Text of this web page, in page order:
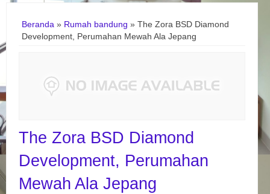
Beranda » Rumah bandung » The Zora BSD Diamond
Development, Perumahan Mewah Ala Jepang
The Zora BSD Diamond
Development, Perumahan
Mewah Ala Jepang